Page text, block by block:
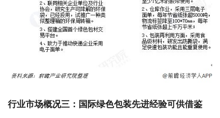
行业市场概况三：国际绿色包装先进经验可供借鉴